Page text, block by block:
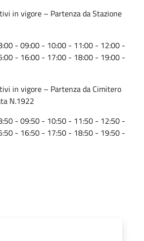
in vigore – Partenza da Stazione
- 09:00 - 10:00 - 11:00 - 12:00 -
- 16:00 - 17:00 - 18:00 - 19:00 -
in vigore – Partenza da Cimitero
N.1922
- 09:50 - 10:50 - 11:50 - 12:50 -
- 16:50 - 17:50 - 18:50 - 19:50 -